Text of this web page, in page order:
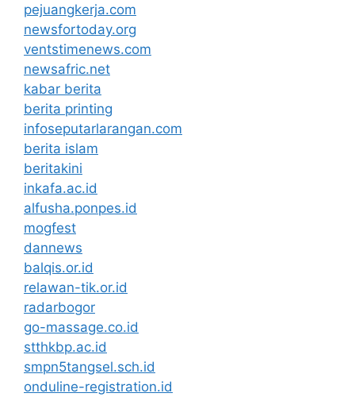
pejuangkerja.com
newsfortoday.org
ventstimenews.com
newsafric.net
kabar berita
berita printing
infoseputarlarangan.com
berita islam
beritakini
inkafa.ac.id
alfusha.ponpes.id
mogfest
dannews
balqis.or.id
relawan-tik.or.id
radarbogor
go-massage.co.id
stthkbp.ac.id
smpn5tangsel.sch.id
onduline-registration.id